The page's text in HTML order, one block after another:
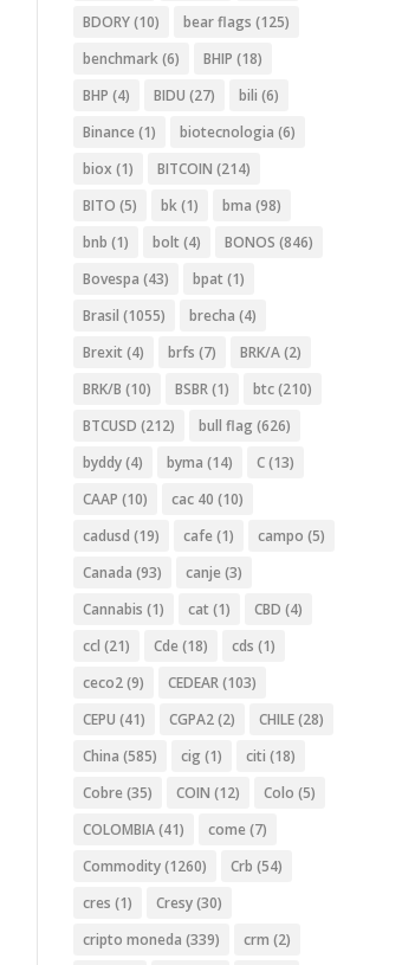
BDORY(10) bear flags (125)
benchmark(6) BHIP (18)
BHP (4) BIDU (27) bili (6)
Binance (1) biotecnologia (6)
biox (1) BITCOIN (214)
BITO (5) bk(1) bma (98)
bnb (1) bolt (4) BONOS (846)
Bovespa (43) bpat (1)
Brasil (1055) brecha (4)
Brexit (4) brfs (7) BRK/A(2)
BRK/B (10) BSBR(1) btc(210)
BTCUSD (212) bull flag (626)
byddy(4) byma (14) C(13)
CAAP (10) cac 40 (10)
cadusd (19) cafe (1) campo (5)
Canada (93) canje (3)
Cannabis (1) cat (1) CBD (4)
ccl (21) Cde (18) cds (1)
ceco2(9) CEDEAR(103)
CEPU (41) CGPA2(2) CHILE(28)
China (585) cig (1) citi (18)
Cobre (35) COIN (12) Colo (5)
COLOMBIA(41) come (7)
Commodity(1260) Crb (54)
cres (1) Cresy(30)
cripto moneda (339) crm (2)